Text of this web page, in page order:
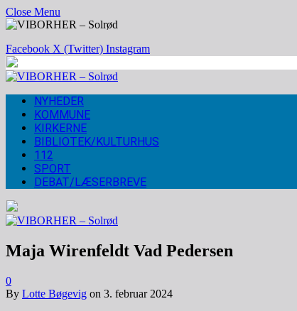
Close Menu
Facebook X (Twitter) Instagram
NYHEDER
KOMMUNE
KIRKERNE
BIBLIOTEK/KULTURHUS
112
SPORT
DEBAT/LÆSERBREVE
Maja Wirenfeldt Vad Pedersen
0
By Lotte Bøgevig on 3. februar 2024